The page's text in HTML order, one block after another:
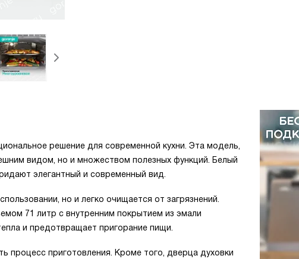
решение для современной кухни. Эта модель,
видом, но и множеством полезных функций. Белый
элегантный и современный вид.
но и легко очищается от загрязнений.
71 литр с внутренним покрытием из эмали
и предотвращает пригорание пищи.
процесс приготовления. Кроме того, дверца духовки